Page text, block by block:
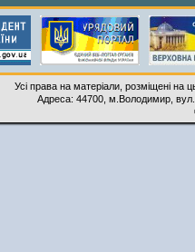
Усі права на матеріали, розміщені на
Адреса: 44700, м.Володимир,